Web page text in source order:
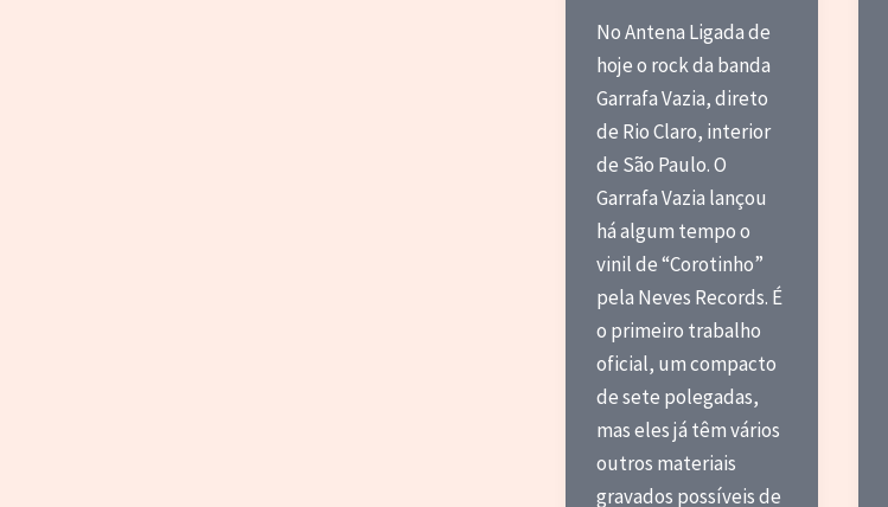
No Antena Ligada de
hoje o rock da banda
Garrafa Vazia, direto
de Rio Claro, interior
de São Paulo. O
Garrafa Vazia lançou
há algum tempo o
vinil de “Corotinho”
pela Neves Records. É
o primeiro trabalho
oficial, um compacto
de sete polegadas,
mas eles já têm vários
outros materiais
gravados possíveis de